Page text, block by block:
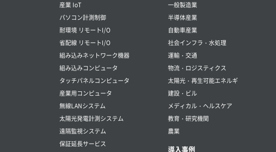
産業 IoT
パソコン計測制御
耐環境 リモートI/O
省配線 リモートI/O
組み込みネットワーク機器
組み込みコンピュータ
タッチパネルコンピュータ
産業用コンピュータ
無線LANシステム
太陽光発電計測システム
遠隔監視システム
保証延長サービス
一般製造業
半導体産業
自動車産業
社会インフラ・水処理
運輸・交通
物流・ロジスティクス
太陽光・再生可能エネルギ
建設・ビル
メディカル・ヘルスケア
教育・研究機関
農業
導入事例